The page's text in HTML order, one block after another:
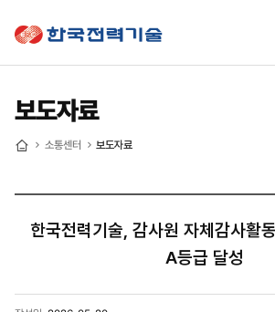
보도자료
소통센터 보도자료
한국전력기술, 감사원 자체감사활
A등급 달성